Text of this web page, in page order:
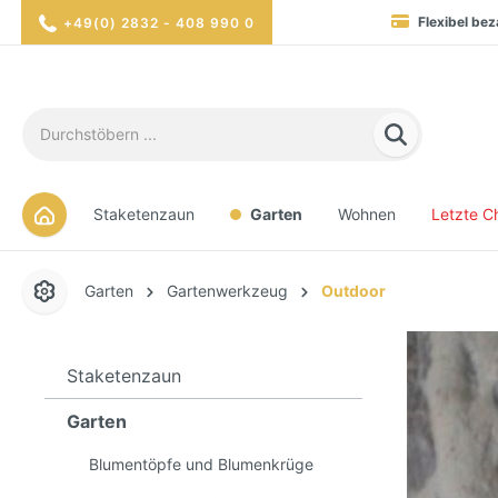
+49(0) 2832 - 408 990 0 Flexibel
Staketenzaun Garten Wohnen Letzte
Garten Gartenwerkzeug Outdoor
Staketenzaun
Garten
Blumentöpfe und Blumenkrüge